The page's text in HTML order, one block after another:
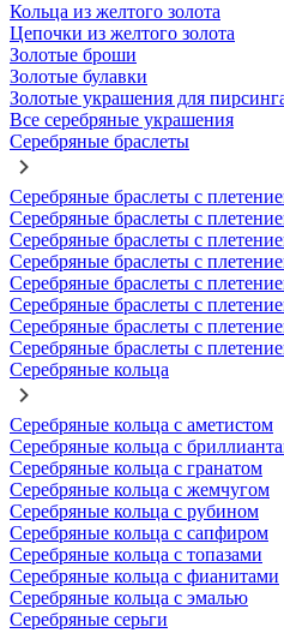
Кольца из желтого золота
Цепочки из желтого золота
Золотые броши
Золотые булавки
Золотые украшения для
Все серебряные украшения
Серебряные браслеты
Серебряные браслеты с
Серебряные браслеты с
Серебряные браслеты с
Серебряные браслеты с
Серебряные браслеты с
Серебряные браслеты с
Серебряные браслеты с
Серебряные браслеты с
Серебряные кольца
Серебряные кольца с аметистом
Серебряные кольца с
Серебряные кольца с гранатом
Серебряные кольца с жемчугом
Серебряные кольца с рубином
Серебряные кольца с сапфиром
Серебряные кольца с топазами
Серебряные кольца с фианитами
Серебряные кольца с эмалью
Серебряные серьги